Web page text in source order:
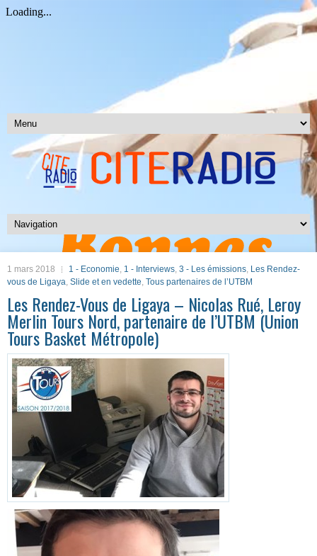
1 mars 2018 1 - Economie, 1 - Interviews, 3 - Les émissions, Les Rendez-
vous de Ligaya, Slide et en vedette, Tous partenaires de l’UTBM
Les Rendez-Vous de Ligaya – Nicolas Rué, Leroy
Merlin Tours Nord, partenaire de l’UTBM (Union
Tours Basket Métropole)